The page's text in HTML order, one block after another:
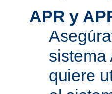
APR y
sistema
quiere